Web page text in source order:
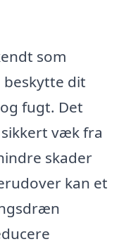
som
dit
fugt. Det
væk fra
skader
kan et